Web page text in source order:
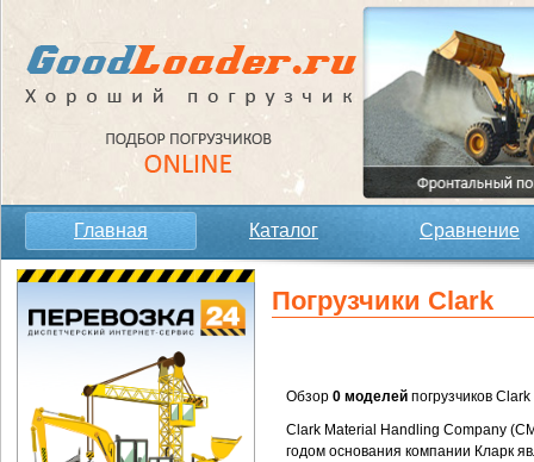
Главная Каталог Сравнение
Погрузчики Clark
Обзор 0 моделей погрузчиков
Clark Material Handling Company
годом основания компании Кларк